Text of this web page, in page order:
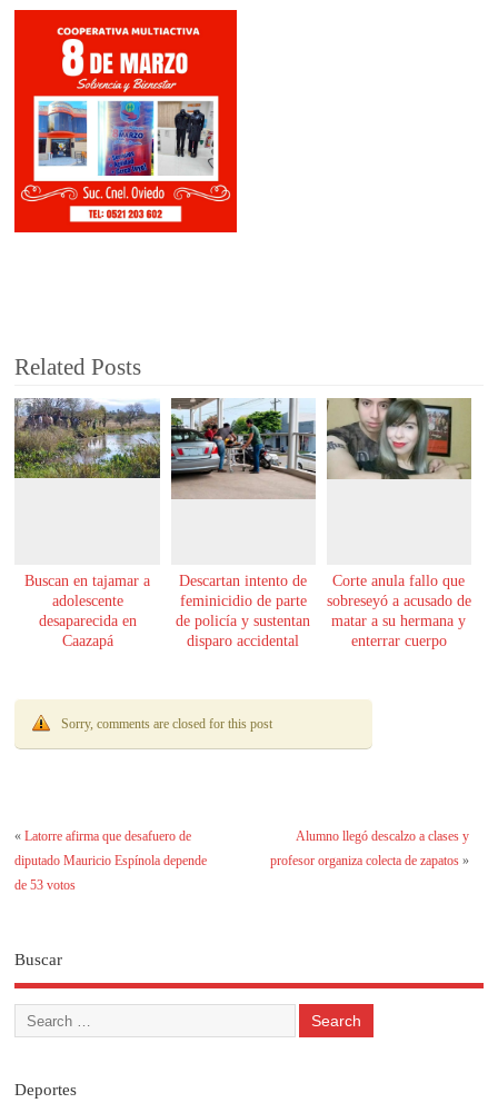
Related Posts
Buscan en tajamar a
adolescente
desaparecida en
Caazapá
Descartan intento de
feminicidio de parte
de policía y sustentan
disparo accidental
Corte anula fallo que
sobreseyó a acusado de
matar a su hermana y
enterrar cuerpo
Sorry, comments are closed for this post
«Latorre afirma que desafuero de
diputado Mauricio Espínola depende
de 53 votos
Alumno llegó descalzo a clases y
profesor organiza colecta de zapatos»
Buscar
Deportes